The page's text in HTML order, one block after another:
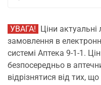
УВАГА! Ціни
замовлення в
системі Аптека 9-1-1.
безпосередньо в
відрізнятися від тих,